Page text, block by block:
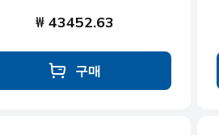
₩ 43452.63
구매